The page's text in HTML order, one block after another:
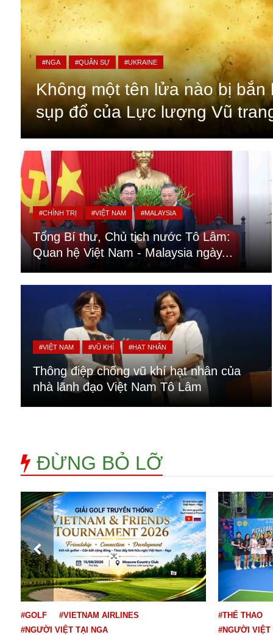
An ninh
Anh
Australia
Amazon
Army Games
Angela Merkel
Aeroflot
Argentina
Azovstal
#NGA #QUÂN SỰ #UKRAINE
Không một tên lửa nào bị
sụp đổ của Lực lượng Vũ
#CHÍNH TRỊ #VIỆT NAM #MALAYSIA
Tổng Bí thư, Chủ tịch nước Tô Lâm:
Quan hệ Việt Nam - Malaysia ngày...
#VIỆT NAM #VŨ KHÍ #HẠT NHÂN
Thông điệp chống vũ khí hạt nhân của
nhà lãnh đạo Việt Nam Tô Lâm
ĐỪNG BỎ LỠ
#GOLF
#VIETNAM AIRLINES
#NGƯỜI VIỆT TẠI NGA
#THỂ THAO
#NGƯỜI VIỆT